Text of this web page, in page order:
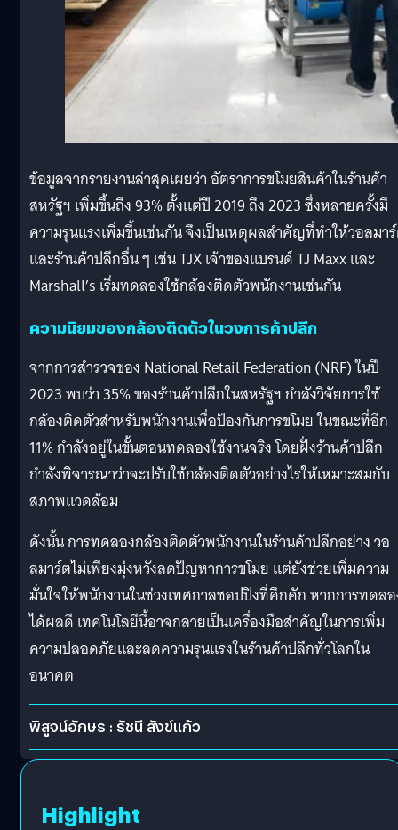
ข้อมูลจากรายงานล่าสุดเผยว่า อัตราการขโมยสินค้าในร้านค้า
สหรัฐฯ เพิ่มขึ้นถึง 93% ตั้งแต่ปี 2019 ถึง 2023 ซึ่งหลายครั้งมี
ความรุนแรงเพิ่มขึ้นเช่นกัน จึงเป็นเหตุผลสำคัญที่ทำให้วอลมา
และร้านค้าปลีกอื่น ๆ เช่น TJX เจ้าของแบรนด์ TJ Maxx และ
Marshall’s เริ่มทดลองใช้กล้องติดตัวพนักงานเช่นกัน
ความนิยมของกล้องติดตัวในวงการค้าปลีก
จากการสำรวจของ National Retail Federation (NRF) ในปี
2023 พบว่า 35% ของร้านค้าปลีกในสหรัฐฯ กำลังวิจัยการใช้
กล้องติดตัวสำหรับพนักงานเพื่อป้องกันการขโมย ในขณะที่อีก
11% กำลังอยู่ในขั้นตอนทดลองใช้งานจริง โดยฝั่งร้านค้าปลีก
กำลังพิจารณาว่าจะปรับใช้กล้องติดตัวอย่างไรให้เหมาะสมกับ
สภาพแวดล้อม
ดังนั้น การทดลองกล้องติดตัวพนักงานในร้านค้าปลีกอย่าง วอ
ลมาร์ตไม่เพียงมุ่งหวังลดปัญหาการขโมย แต่ยังช่วยเพิ่มความ
มั่นใจให้พนักงานในช่วงเทศกาลชอปปิงที่คึกคัก หากการทดล
ได้ผลดี เทคโนโลยีนี้อาจกลายเป็นเครื่องมือสำคัญในการเพิ่ม
ความปลอดภัยและลดความรุนแรงในร้านค้าปลีกทั่วโลกใน
อนาคต
พิสูจน์อักษร : รัชนี สังข์แก้ว
Highlight